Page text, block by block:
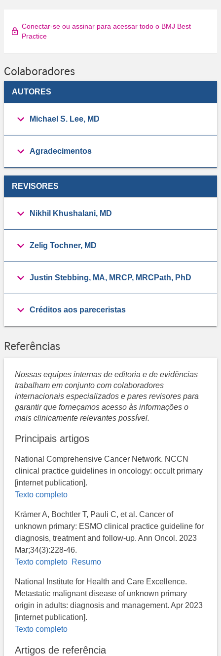
Conectar-se ou assinar para acessar todo o BMJ Best
Practice
Colaboradores
AUTORES
Michael S. Lee, MD
Agradecimentos
REVISORES
Nikhil Khushalani, MD
Zelig Tochner, MD
Justin Stebbing, MA, MRCP, MRCPath, PhD
Créditos aos pareceristas
Referências
Nossas equipes internas de editoria e de evidências
trabalham em conjunto com colaboradores
internacionais especializados e pares revisores para
garantir que forneçamos acesso às informações o
mais clinicamente relevantes possível.
Principais artigos
National Comprehensive Cancer Network. NCCN
clinical practice guidelines in oncology: occult primary
[internet publication].
Texto completo
Krämer A, Bochtler T, Pauli C, et al. Cancer of
unknown primary: ESMO clinical practice guideline for
diagnosis, treatment and follow-up. Ann Oncol. 2023
Mar;34(3):228-46.
Texto completo Resumo
National Institute for Health and Care Excellence.
Metastatic malignant disease of unknown primary
origin in adults: diagnosis and management. Apr 2023
[internet publication].
Texto completo
Artigos de referência